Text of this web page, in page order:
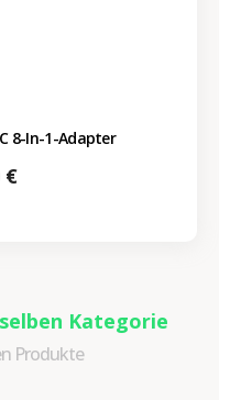
8-In-1-Adapter
€
Kategorie
Produkte